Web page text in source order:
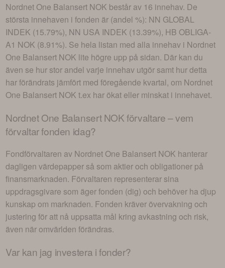
Nordnet One Balansert NOK består av 16 innehav. De
största innehaven i fonden är (andel %): NN GLOBAL
INDEK (15.79%), NN USA INDEK (13.39%), HB OBLIGA-
A1 NOK (8.91%). Se hela listan med alla innehav i Nordnet
One Balansert NOK lite högre upp på sidan. Där kan du
även se hur stor andel varje innehav utgör samt hur detta
har förändrats jämfört med föregående kvartal, om Nordnet
One Balansert NOK t.ex har ökat eller minskat i innehavet.
Nordnet One Balansert NOKförvaltare – vem
förvaltar fonden idag?
Fondförvaltaren av Nordnet One Balansert NOK hanterar
dagligen värdepapper så som aktier och obligationer på
finansmarknaden. Förvaltaren representerar sina
uppdragsgivare som äger fonden (dig) och behöver ha djup
kunskap om marknaden. Fonden kräver övervakning och
justering för att nå uppsatta mål kring avkastning och risk,
även när omvärlden förändras.
Var kan jag investera ifonder?